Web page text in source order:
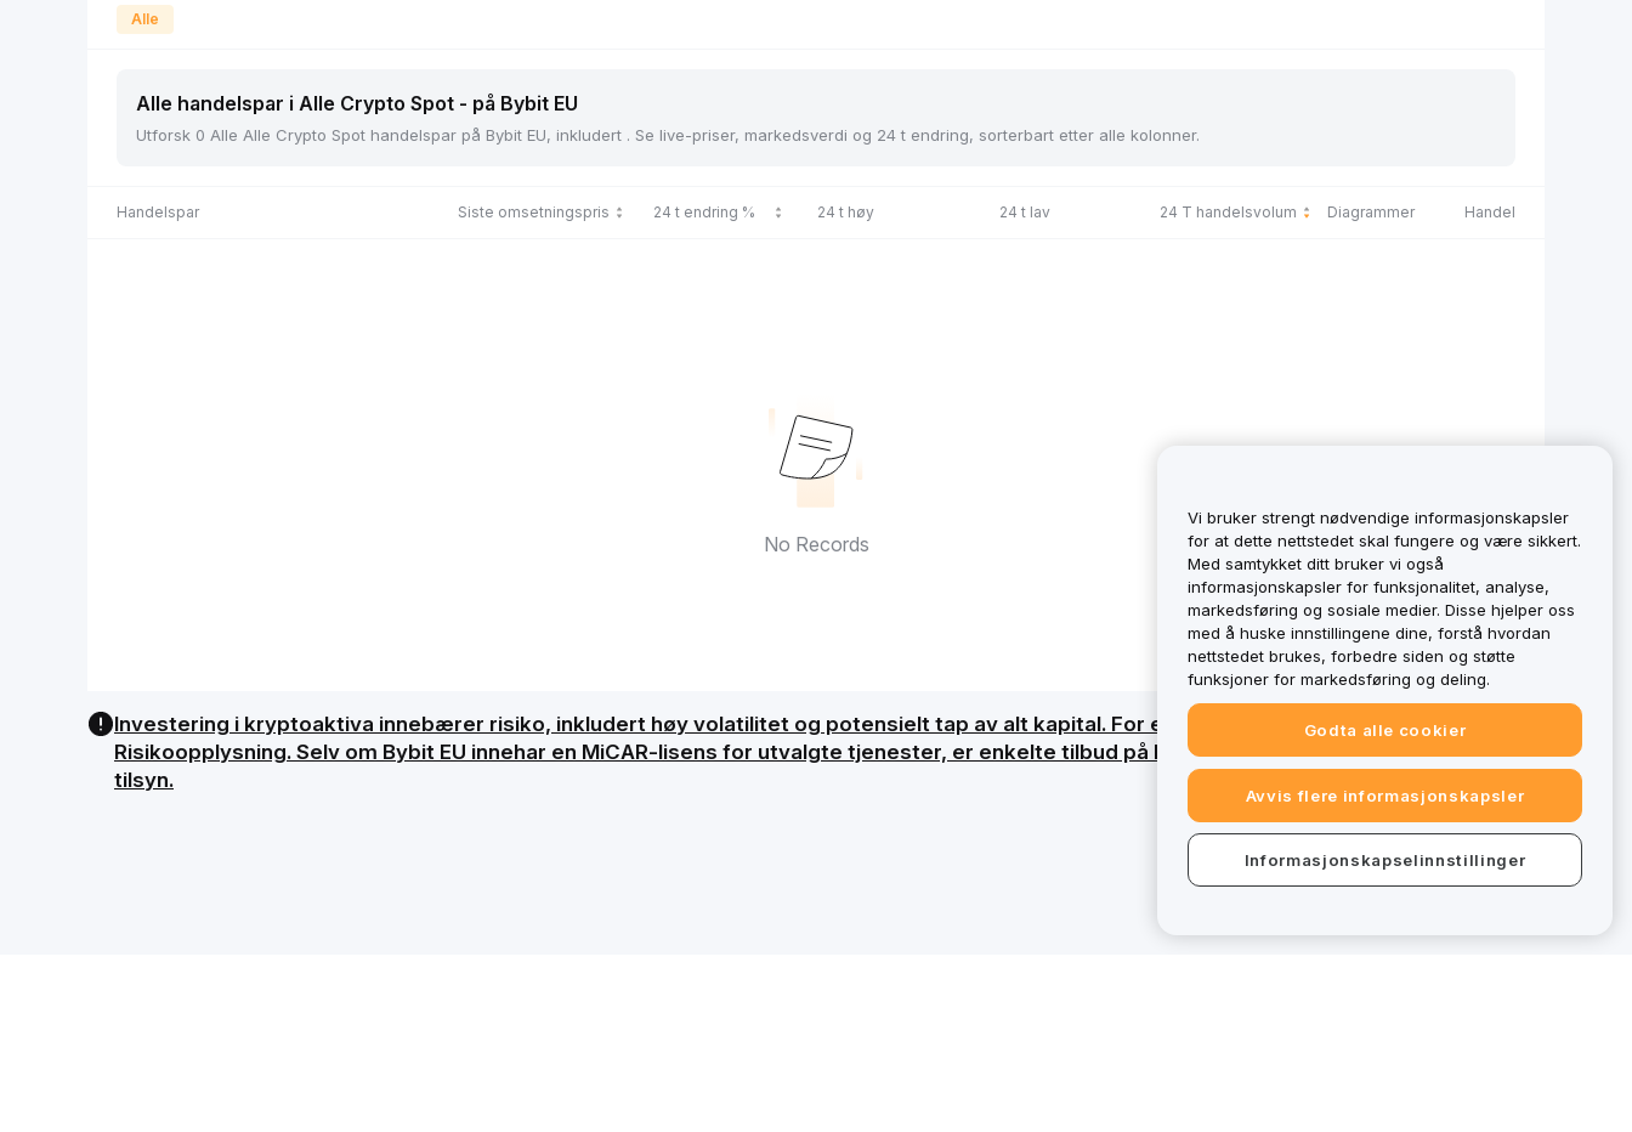
Alle
Alle handelspar i Alle Crypto Spot - på Bybit EU
Utforsk 0 Alle Alle Crypto Spot handelspar på Bybit EU, inkludert . Se live-priser, markedsverdi og 24 t endring, sorterbart etter alle kolonner.
Handelspar Siste omsetningspris 24 t endring % 24 t høy 24 t lav 24 T handelsvolum Diagrammer Handel
No Records
Investering i kryptoaktiva innebærer risiko, inkludert høy volatilitet og potensielt tap av alt kapital. For en detaljert oversikt, se vår
Risikoopplysning. Selv om Bybit EU innehar en MiCAR-lisens for utvalgte tjenester, er enkelte tilbud på bybit.eu utenfor MiCAR-regulatorisk
tilsyn.
Vi bruker strengt nødvendige informasjonskapsler
for at dette nettstedet skal fungere og være sikkert.
Med samtykket ditt bruker vi også
informasjonskapsler for funksjonalitet, analyse,
markedsføring og sosiale medier. Disse hjelper oss
med å huske innstillingene dine, forstå hvordan
nettstedet brukes, forbedre siden og støtte
funksjoner for markedsføring og deling.
Godta alle cookier
Avvis flere informasjonskapsler
Informasjonskapselinnstillinger